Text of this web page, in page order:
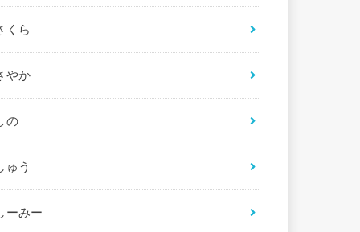
くら
やか
の
ゅう
ーみー